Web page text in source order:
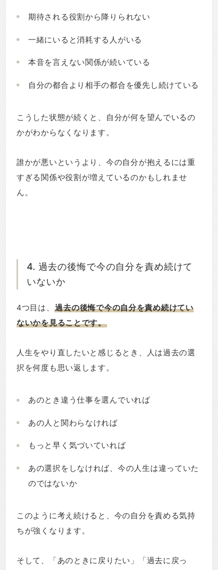
期待される役割から降りられない
一緒にいると消耗する人がいる
本音を言えない関係が続いている
自分の都合より相手の都合を優先し続けている
こうした状態が続くと、自分が何を望んでいるの
かがわからなくなります。
誰かが悪いというより、今の自分が抱えるには重
すぎる関係や役割が増えているのかもしれませ
ん。
4. 過去の後悔で今の自分を責め続けて
いないか
4つ目は、 過去の後悔で今の自分を責め続けてい
ないかを見ることです。
人生をやり直したいと感じるとき、人は過去の選
択を何度も思い返します。
あのとき違う仕事を選んでいれば
あの人と関わらなければ
もっと早く気づいていれば
あの選択をしなければ、今の人生は違っていた
のではないか
このように考え続けると、今の自分を責める気持
ちが強くなります。
そして、「あのときに戻りたい」「過去に戻っ